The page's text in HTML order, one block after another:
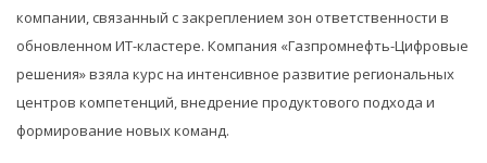
компании, связанный с закреплением зон ответственности в
обновленном ИТ-кластере. Компания «Газпромнефть-Цифровые
решения» взяла курс на интенсивное развитие региональных
центров компетенций, внедрение продуктового подхода и
формирование новых команд.